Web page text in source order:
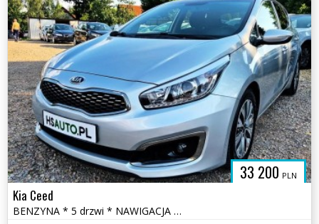
33 200 PLN
Kia Ceed
BENZYNA * 5 drzwi * NAWIGACJA * KAMERA * super * okazja * polecamy